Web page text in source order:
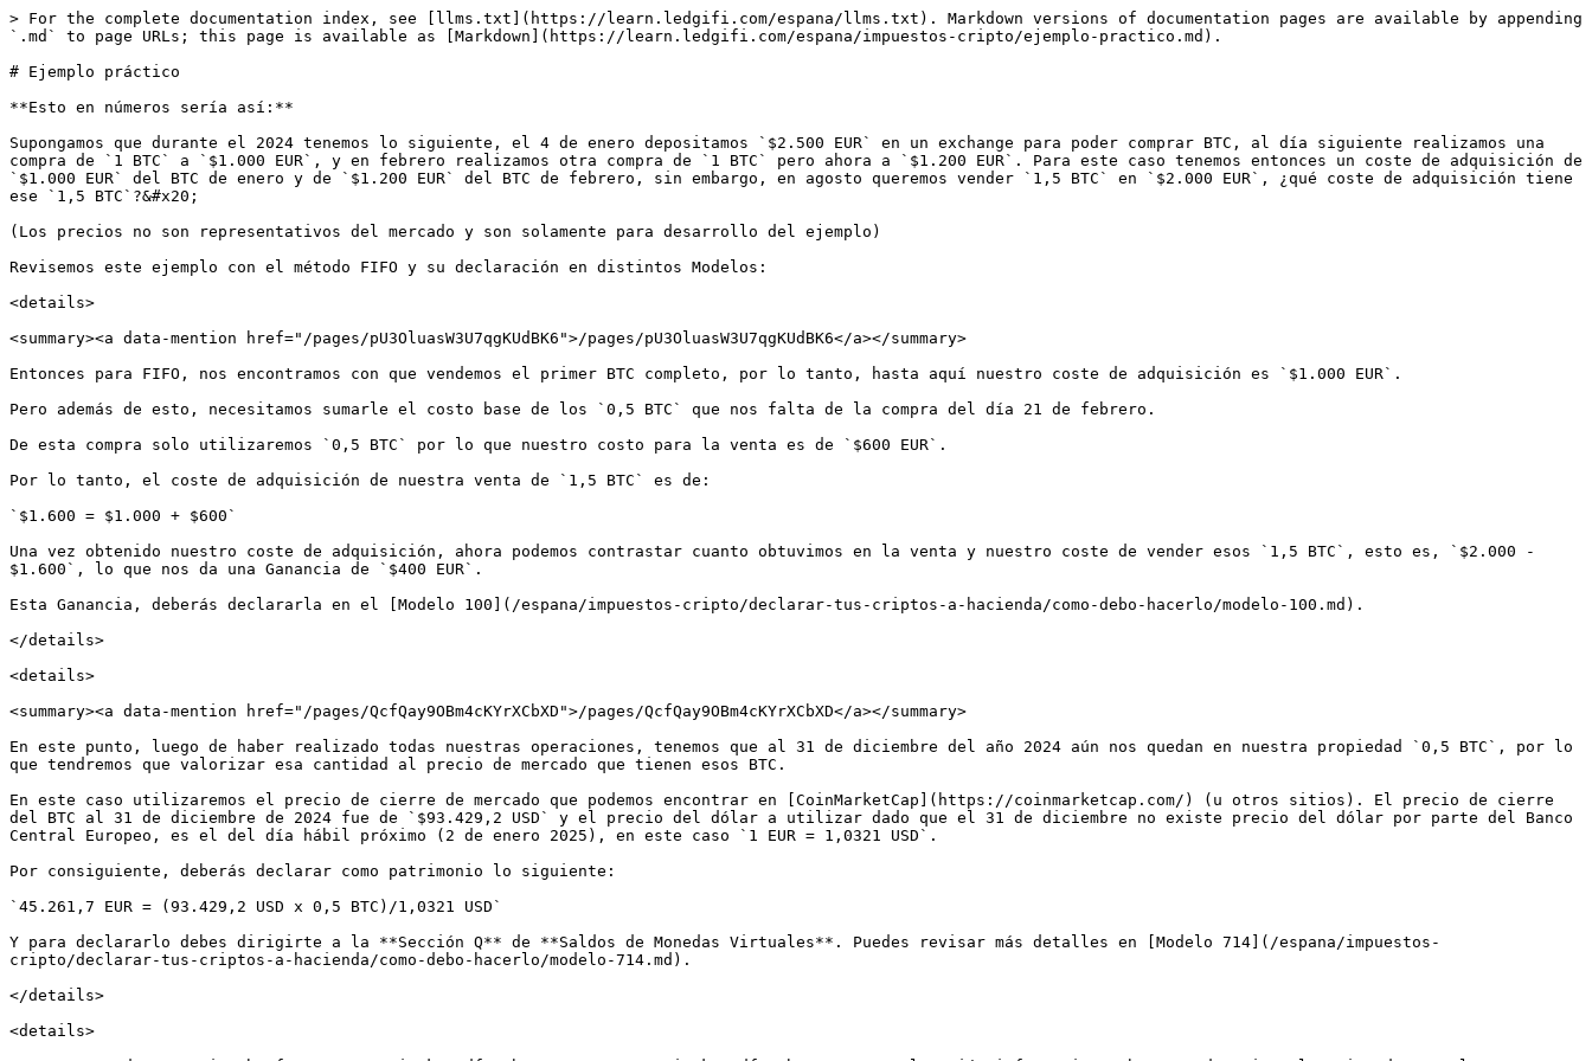
> For the complete documentation index, see [llms.txt](https://learn.ledgifi.com/espana/llms.txt). Markdown versions of documentation pages are available by appending
`.md` to page URLs; this page is available as [Markdown](https://learn.ledgifi.com/espana/impuestos-cripto/ejemplo-practico.md).
# Ejemplo práctico
**Esto en números sería así:**
Supongamos que durante el 2024 tenemos lo siguiente, el 4 de enero depositamos `$2.500 EUR` en un exchange para poder comprar BTC, al día siguiente realizamos una
compra de `1 BTC` a `$1.000 EUR`, y en febrero realizamos otra compra de `1 BTC` pero ahora a `$1.200 EUR`. Para este caso tenemos entonces un coste de adquisición de
`$1.000 EUR` del BTC de enero y de `$1.200 EUR` del BTC de febrero, sin embargo, en agosto queremos vender `1,5 BTC` en `$2.000 EUR`, ¿qué coste de adquisición tiene
ese `1,5 BTC`?&#x20;
(Los precios no son representativos del mercado y son solamente para desarrollo del ejemplo)
Revisemos este ejemplo con el método FIFO y su declaración en distintos Modelos:
<details>
<summary><a data-mention href="/pages/pU3OluasW3U7qgKUdBK6">/pages/pU3OluasW3U7qgKUdBK6</a></summary>
Entonces para FIFO, nos encontramos con que vendemos el primer BTC completo, por lo tanto, hasta aquí nuestro coste de adquisición es `$1.000 EUR`.
Pero además de esto, necesitamos sumarle el costo base de los `0,5 BTC` que nos falta de la compra del día 21 de febrero.
De esta compra solo utilizaremos `0,5 BTC` por lo que nuestro costo para la venta es de `$600 EUR`.
Por lo tanto, el coste de adquisición de nuestra venta de `1,5 BTC` es de:
`$1.600 = $1.000 + $600`
Una vez obtenido nuestro coste de adquisición, ahora podemos contrastar cuanto obtuvimos en la venta y nuestro coste de vender esos `1,5 BTC`, esto es, `$2.000 -
$1.600`, lo que nos da una Ganancia de `$400 EUR`.
Esta Ganancia, deberás declararla en el [Modelo 100](/espana/impuestos-cripto/declarar-tus-criptos-a-hacienda/como-debo-hacerlo/modelo-100.md).
</details>
<details>
<summary><a data-mention href="/pages/QcfQay9OBm4cKYrXCbXD">/pages/QcfQay9OBm4cKYrXCbXD</a></summary>
En este punto, luego de haber realizado todas nuestras operaciones, tenemos que al 31 de diciembre del año 2024 aún nos quedan en nuestra propiedad `0,5 BTC`, por lo
que tendremos que valorizar esa cantidad al precio de mercado que tienen esos BTC.
En este caso utilizaremos el precio de cierre de mercado que podemos encontrar en [CoinMarketCap](https://coinmarketcap.com/) (u otros sitios). El precio de cierre
del BTC al 31 de diciembre de 2024 fue de `$93.429,2 USD` y el precio del dólar a utilizar dado que el 31 de diciembre no existe precio del dólar por parte del Banco
Central Europeo, es el del día hábil próximo (2 de enero 2025), en este caso `1 EUR = 1,0321 USD`.
Por consiguiente, deberás declarar como patrimonio lo siguiente:
`45.261,7 EUR = (93.429,2 USD x 0,5 BTC)/1,0321 USD`
Y para declararlo debes dirigirte a la **Sección Q** de **Saldos de Monedas Virtuales**. Puedes revisar más detalles en [Modelo 714](/espana/impuestos-
cripto/declarar-tus-criptos-a-hacienda/como-debo-hacerlo/modelo-714.md).
</details>
<details>